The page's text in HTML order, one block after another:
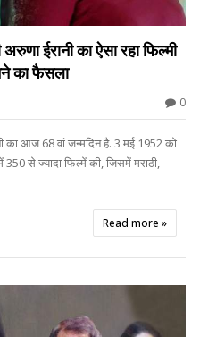
ईरानी का ऐसा रहा फिल्मी
का फैसला
0
का आज 68 वां जन्मदिन है. 3 मई 1952 को
से ज्यादा फिल्में की, जिसमें मराठी,
Read more »